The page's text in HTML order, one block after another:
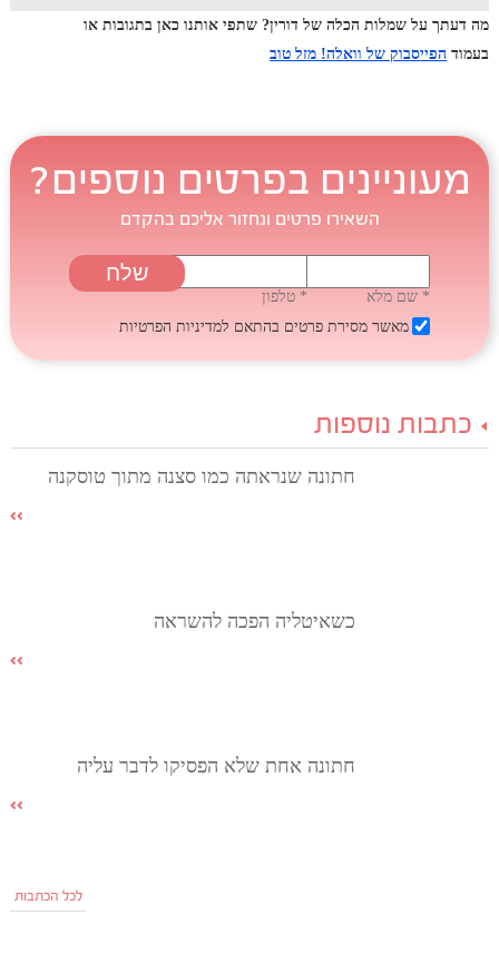
מה דעתך על שמלות הכלה של דורין? שתפי אותנו כאן בתגובות או
בעמוד הפייסבוק של וואלה! מזל טוב
מעוניינים בפרטים נוספים?
השאירו פרטים ונחזור אליכם בהקדם
* שם מלא
* טלפון
מאשר מסירת פרטים בהתאם למדיניות הפרטיות
כתבות נוספות
חתונה שנראתה כמו סצנה מתוך טוסקנה
כשאיטליה הפכה להשראה
חתונה אחת שלא הפסיקו לדבר עליה
לכל הכתבות